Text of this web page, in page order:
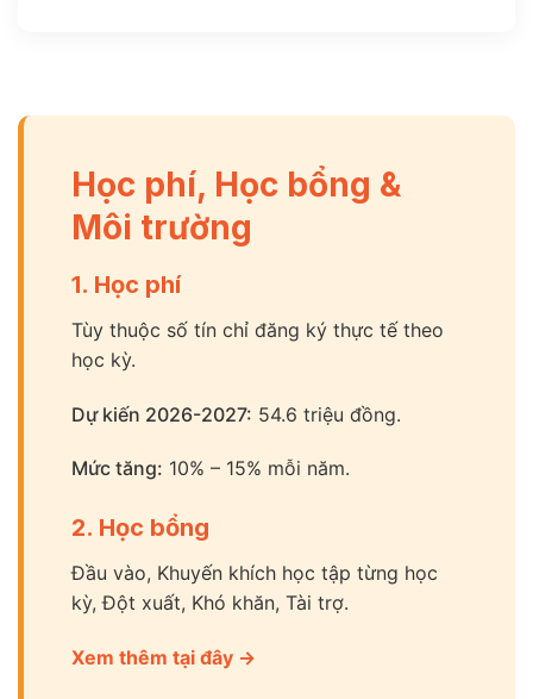
Học phí, Học bổng &
Môi trường
1. Học phí
Tùy thuộc số tín chỉ đăng ký thực tế theo
học kỳ.
Dự kiến 2026-2027: 54.6 triệu đồng.
Mức tăng: 10% – 15% mỗi năm.
2. Học bổng
Đầu vào, Khuyến khích học tập từng học
kỳ, Đột xuất, Khó khăn, Tài trợ.
Xem thêm tại đây →